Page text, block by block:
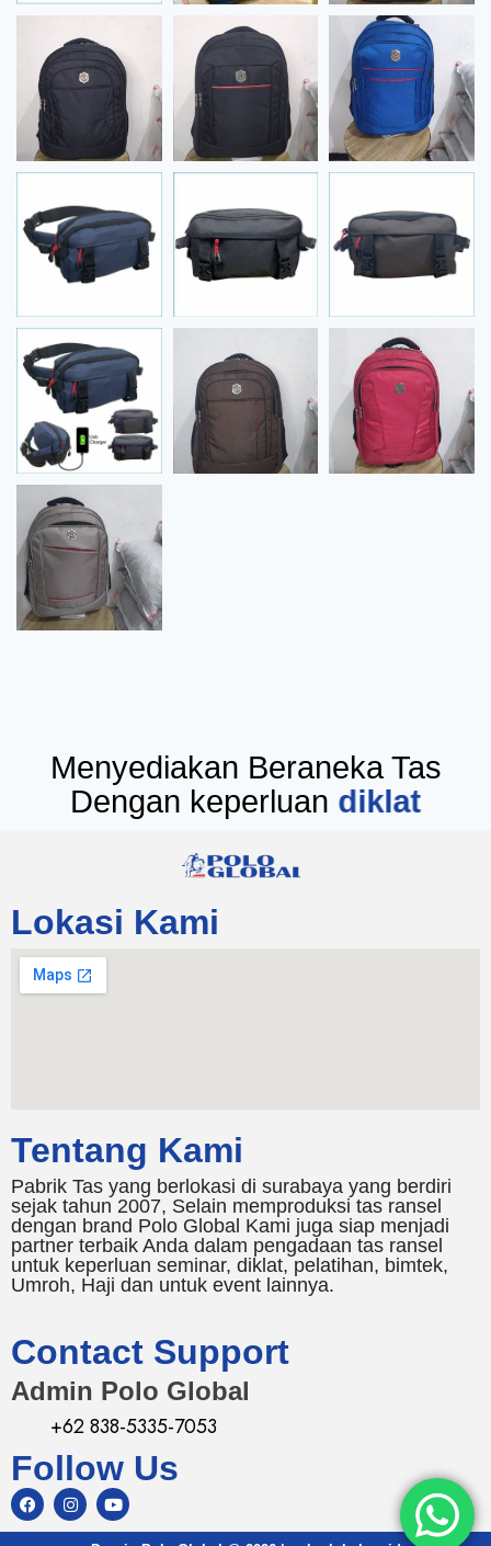
Menyediakan Beraneka Tas
Dengan keperluan diklat
Lokasi Kami
Tentang Kami
Pabrik Tas yang berlokasi di surabaya yang berdiri
sejak tahun 2007, Selain memproduksi tas ransel
dengan brand Polo Global Kami juga siap menjadi
partner terbaik Anda dalam pengadaan tas ransel
untuk keperluan seminar, diklat, pelatihan, bimtek,
Umroh, Haji dan untuk event lainnya.
Contact Support
Admin Polo Global
+62 838-5335-7053
Follow Us